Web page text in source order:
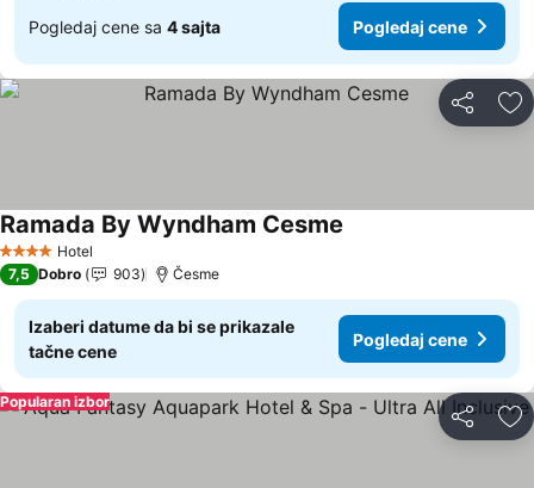
Pogledaj cene sa 4 sajta Pogledaj cene
Deli
4 ZvezdiceHotel
Ramada By Wyndham Cesme
7,5 Dobro 903 Česme
Izaberi datume da bi se prikazale
tačne cene
Pogledaj cene
Deli
Popularan izbor